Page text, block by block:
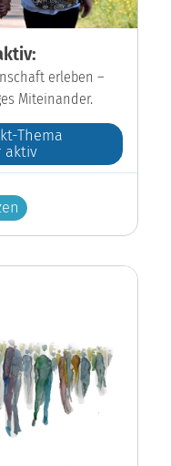
erleben –
Miteinander.
Thema
aktiv